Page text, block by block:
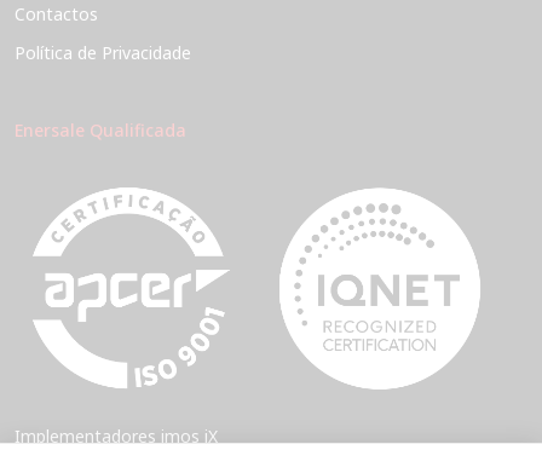
Contactos
Política de Privacidade
Enersale Qualificada
Implementadores imos iX